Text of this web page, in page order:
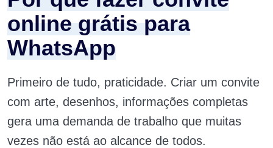
online grátis para
WhatsApp
Primeiro de tudo, praticidade. Criar um convite
com arte, desenhos, informações completas
gera uma demanda de trabalho que muitas
vezes não está ao alcance de todos.